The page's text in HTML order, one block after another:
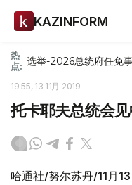
KAZINFORM
热
点: 选举-2026总统府任免
19:55, 13 11月 2019
托卡耶夫总统会
哈通社/努尔苏丹/11月